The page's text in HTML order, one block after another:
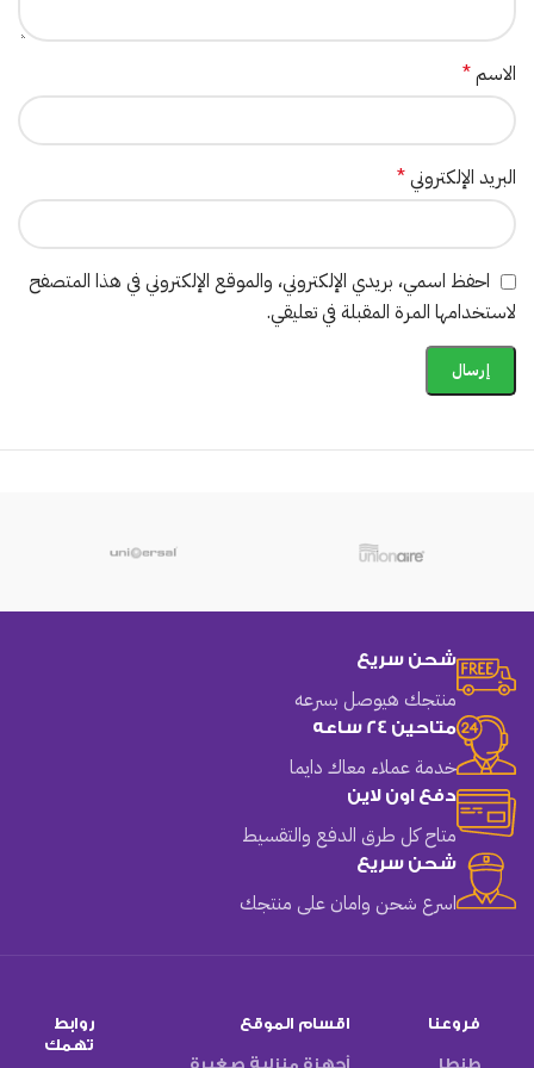
الاسم*
البريد الإلكتروني*
احفظ اسمي، بريدي الإلكتروني، والموقع الإلكتروني في هذا المتصفح
لاستخدامها المرة المقبلة في تعليقي.
شحن سريع
منتجك هيوصل بسرعه
متاحين 24 ساعه
خدمة عملاء معاك دايما
دفع اون لاين
متاح كل طرق الدفع والتقسيط
شحن سريع
اسرع شحن وامان على منتجك
فروعنا
طنطا
اقسام الموقع
أجهزة منزلية صغيرة
روابط
تهمك